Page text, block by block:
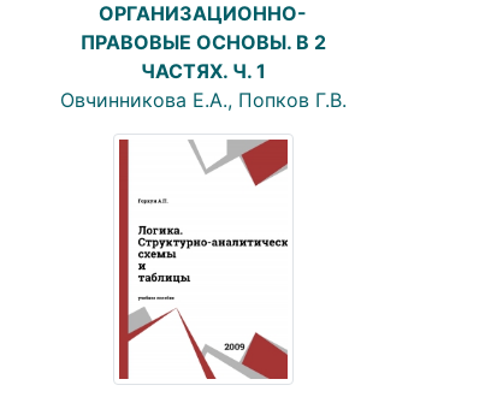
ОРГАНИЗАЦИОННО-
ПРАВОВЫЕ ОСНОВЫ. В 2
ЧАСТЯХ. Ч. 1
Овчинникова Е.А., Попков Г.В.